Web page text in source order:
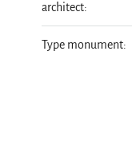
architect:
Type monument: